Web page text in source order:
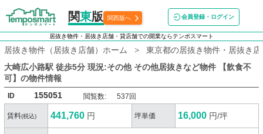
関東版 関西版へ 会員登録・ログイン
居抜き物件・居抜き店舗・貸店舗での開業ならテンポスマート
居抜き物件（居抜き店舗）ホーム
東京都の居抜き物件・居抜き
大崎広小路駅 徒歩5分 現況:その他 その他居抜きなど物件 【飲食不
可】 の物件情報
ID 155051 閲覧数: 537回
賃料(税込) 441,760 円 坪単価 16,000 円/坪